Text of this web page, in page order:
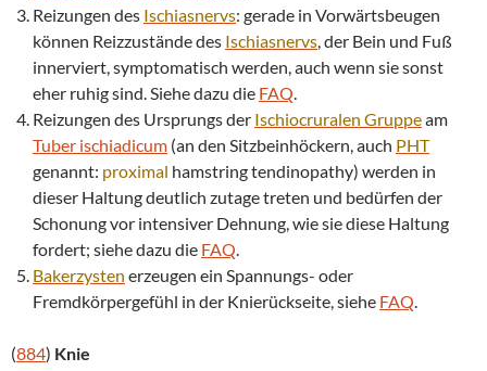
Reizungen des Ischiasnervs: gerade in Vorwärtsbeugen
können Reizzustände des Ischiasnervs, der Bein und Fuß
innerviert, symptomatisch werden, auch wenn sie sonst
eher ruhig sind. Siehe dazu die FAQ.
Reizungen des Ursprungs der Ischiocruralen Gruppeam
Tuber ischiadicum (an den Sitzbeinhöckern, auch PHT
genannt: proximal hamstring tendinopathy) werden in
dieser Haltung deutlich zutage treten und bedürfen der
Schonung vor intensiver Dehnung, wie sie diese Haltung
fordert; siehe dazu die FAQ.
Bakerzysten erzeugen ein Spannungs- oder
Fremdkörpergefühl in der Knierückseite, siehe FAQ.
(884) Knie